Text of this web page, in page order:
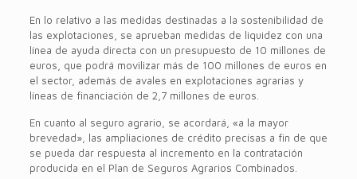
En lo relativo a las medidas destinadas a la sostenibilidad de
las explotaciones, se aprueban medidas de liquidez con una
línea de ayuda directa con un presupuesto de 10 millones de
euros, que podrá movilizar más de 100 millones de euros en
el sector, además de avales en explotaciones agrarias y
líneas de financiación de 2,7 millones de euros.
En cuanto al seguro agrario, se acordará, «a la mayor
brevedad», las ampliaciones de crédito precisas a fin de que
se pueda dar respuesta al incremento en la contratación
producida en el Plan de Seguros Agrarios Combinados.